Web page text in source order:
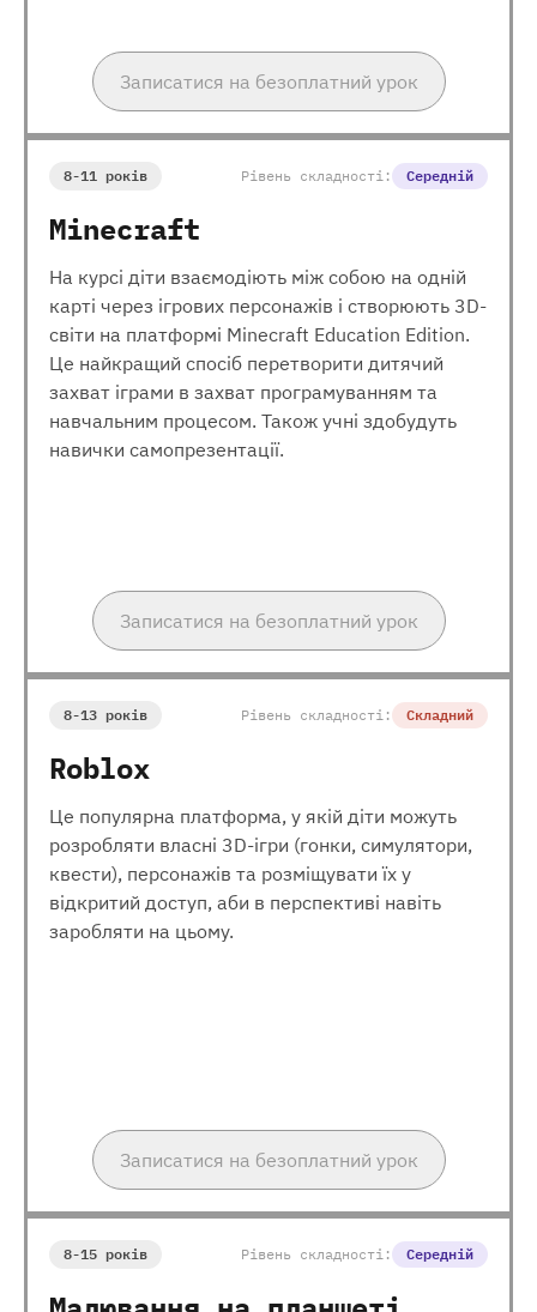
Записатися на безоплатний урок
8-11 років Рівень складності: Середній
Minecraft
На курсі діти взаємодіють між собою на одній
карті через ігрових персонажів і створюють 3D-
світи на платформі Minecraft Education Edition.
Це найкращий спосіб перетворити дитячий
захват іграми в захват програмуванням та
навчальним процесом. Також учні здобудуть
навички самопрезентації.
Записатися на безоплатний урок
8-13 років Рівень складності: Складний
Roblox
Це популярна платформа, у якій діти можуть
розробляти власні 3D-ігри (гонки, симулятори,
квести), персонажів та розміщувати їх у
відкритий доступ, аби в перспективі навіть
заробляти на цьому.
Записатися на безоплатний урок
8-15 років Рівень складності: Середній